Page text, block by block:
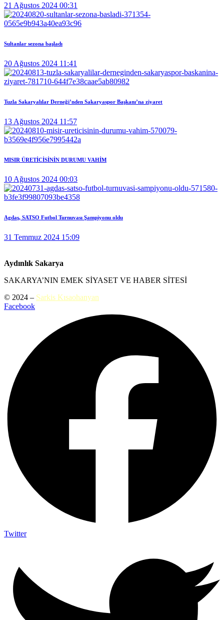
21 Ağustos 2024 00:31
Sultanlar sezona başladı
20 Ağustos 2024 11:41
Tuzla Sakaryalılar Derneği’nden Sakaryaspor Başkanı’na ziyaret
13 Ağustos 2024 11:57
MISIR ÜRETİCİSİNİN DURUMU VAHİM
10 Ağustos 2024 00:03
Agdaş, SATSO Futbol Turnuvası Şampiyonu oldu
31 Temmuz 2024 15:09
Aydınlık Sakarya
SAKARYA’NIN EMEK SİYASET VE HABER SİTESİ
© 2024 – Sarkis Kısaohanyan
Facebook
Twitter